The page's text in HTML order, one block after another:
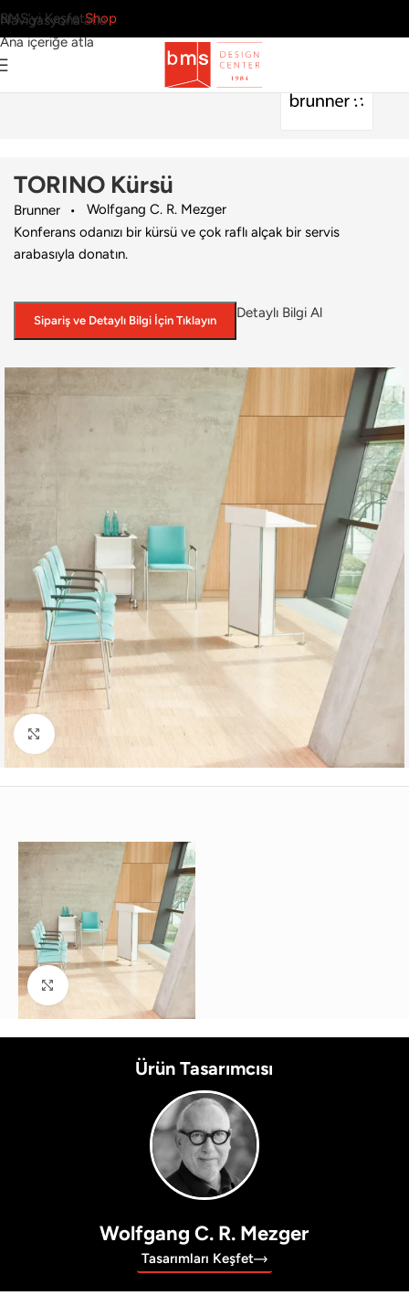
Navigasyona atla
Ana içeriğe atla
BMS’yi KeşfetShop
Brunner›TORINO Kürsü
TORINO Kürsü
Brunner
Wolfgang C. R. Mezger
Konferans odanızı bir kürsü ve çok raflı alçak bir servis
arabasıyla donatın.
Sipariş ve Detaylı Bilgi İçin Tıklayın Detaylı Bilgi Al
Büyütmek için tıklayın
Büyütmek için tıklayın
Ürün Tasarımcısı
Wolfgang C. R. Mezger
Tasarımları Keşfet